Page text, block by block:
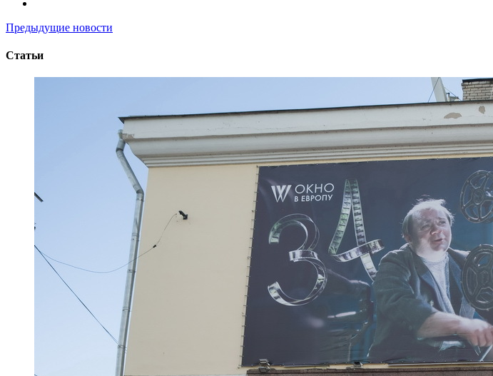
Предыдущие новости
Статьи